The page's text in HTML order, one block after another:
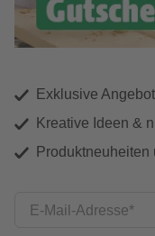
Exklusive
Kreative Ideen &
E-Mail-Adresse